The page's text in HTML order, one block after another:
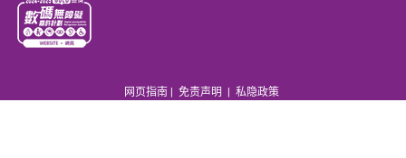
网页指南 | 免责声明 | 私隐政策